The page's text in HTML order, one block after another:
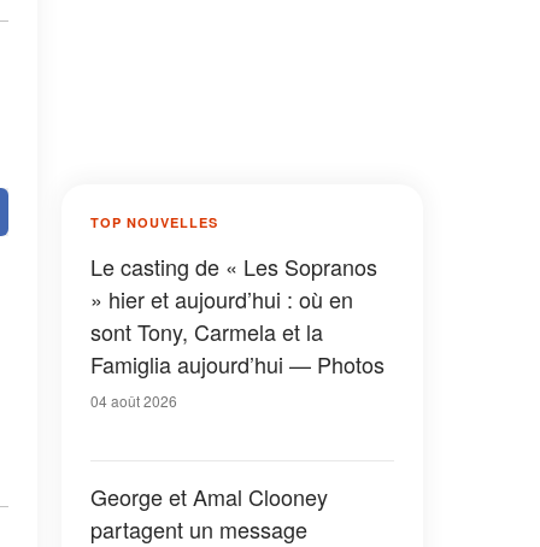
TOP NOUVELLES
Le casting de « Les Sopranos
» hier et aujourd’hui : où en
sont Tony, Carmela et la
Famiglia aujourd’hui — Photos
04 août 2026
George et Amal Clooney
partagent un message